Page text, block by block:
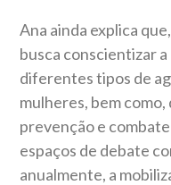
Ana ainda explica
busca conscientizar
diferentes tipos de
mulheres, bem
prevenção e
espaços de debate
anualmente, a